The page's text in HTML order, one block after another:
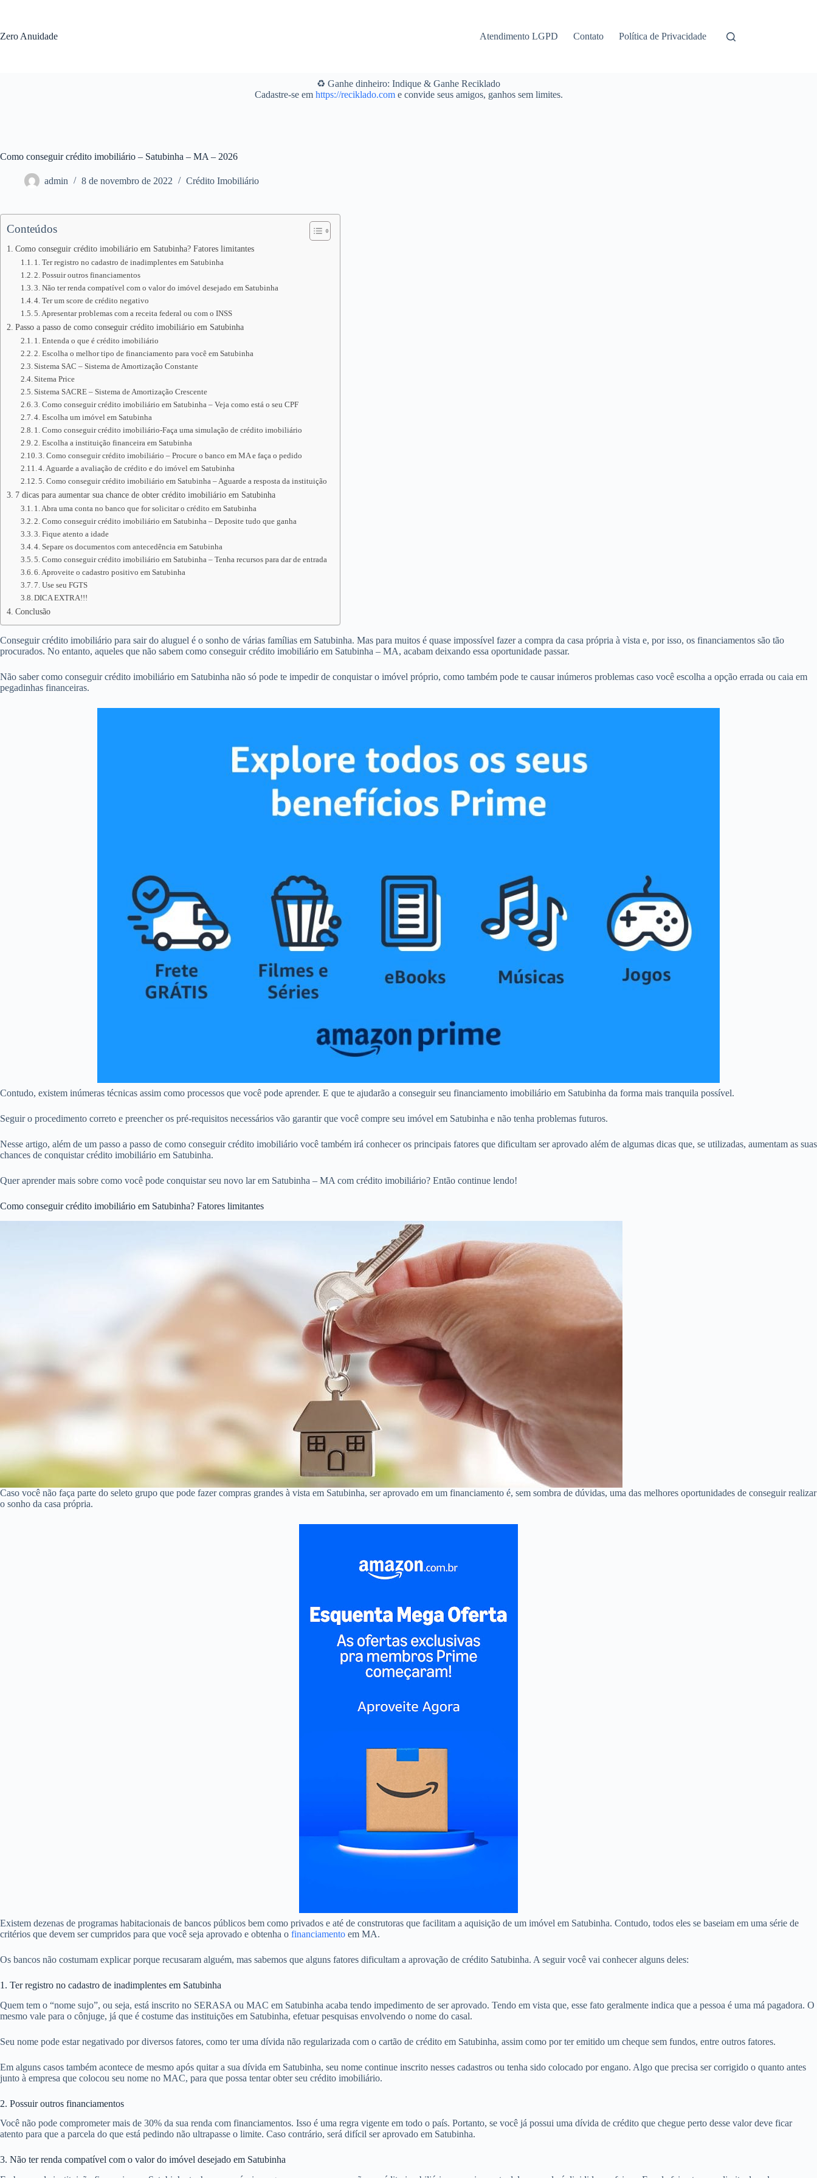
conteúdo
Zero Anuidade Atendimento LGPD Contato Política de Privacidade
♻️ Ganhe dinheiro: Indique & Ganhe Reciklado
Cadastre-se em https://reciklado.come convide seus amigos, ganhos sem limites.
Como conseguir crédito imobiliário – Satubinha – MA – 2026
admin 8 de novembro de 2022 Crédito Imobiliário
Conteúdos
Como conseguir crédito imobiliário em Satubinha? Fatores limitantes
1. Ter registro no cadastro de inadimplentes em Satubinha
2. Possuir outros financiamentos
3. Não ter renda compatível com o valor do imóvel desejado em Satubinha
4. Ter um score de crédito negativo
5. Apresentar problemas com a receita federal ou com o INSS
Passo a passo de como conseguir crédito imobiliário em Satubinha
1. Entenda o que é crédito imobiliário
2. Escolha o melhor tipo de financiamento para você em Satubinha
Sistema SAC – Sistema de Amortização Constante
Sitema Price
Sistema SACRE – Sistema de Amortização Crescente
3. Como conseguir crédito imobiliário em Satubinha – Veja como está o seu CPF
4. Escolha um imóvel em Satubinha
1. Como conseguir crédito imobiliário-Faça uma simulação de crédito imobiliário
2. Escolha a instituição financeira em Satubinha
3. Como conseguir crédito imobiliário – Procure o banco em MA e faça o pedido
4. Aguarde a avaliação de crédito e do imóvel em Satubinha
5. Como conseguir crédito imobiliário em Satubinha – Aguarde a resposta da instituição
7 dicas para aumentar sua chance de obter crédito imobiliário em Satubinha
1. Abra uma conta no banco que for solicitar o crédito em Satubinha
2. Como conseguir crédito imobiliário em Satubinha – Deposite tudo que ganha
3. Fique atento a idade
4. Separe os documentos com antecedência em Satubinha
5. Como conseguir crédito imobiliário em Satubinha – Tenha recursos para dar de entrada
6. Aproveite o cadastro positivo em Satubinha
7. Use seu FGTS
DICA EXTRA!!!
Conclusão
Conseguir crédito imobiliário para sair do aluguel é o sonho de várias famílias em Satubinha. Mas para muitos é quase impossível fazer a compra da casa própria à vista e, por isso, os financiamentos são tão
procurados. No entanto, aqueles que não sabem como conseguir crédito imobiliário em Satubinha – MA, acabam deixando essa oportunidade passar.
Não saber como conseguir crédito imobiliário em Satubinha não só pode te impedir de conquistar o imóvel próprio, como também pode te causar inúmeros problemas caso você escolha a opção errada ou caia em
pegadinhas financeiras.
Contudo, existem inúmeras técnicas assim como processos que você pode aprender. E que te ajudarão a conseguir seu financiamento imobiliário em Satubinha da forma mais tranquila possível.
Seguir o procedimento correto e preencher os pré-requisitos necessários vão garantir que você compre seu imóvel em Satubinha e não tenha problemas futuros.
Nesse artigo, além de um passo a passo de como conseguir crédito imobiliário você também irá conhecer os principais fatores que dificultam ser aprovado além de algumas dicas que, se utilizadas, aumentam as suas
chances de conquistar crédito imobiliário em Satubinha.
Quer aprender mais sobre como você pode conquistar seu novo lar em Satubinha – MA com crédito imobiliário? Então continue lendo!
Como conseguir crédito imobiliário em Satubinha? Fatores limitantes
Caso você não faça parte do seleto grupo que pode fazer compras grandes à vista em Satubinha, ser aprovado em um financiamento é, sem sombra de dúvidas, uma das melhores oportunidades de conseguir realizar
o sonho da casa própria.
Existem dezenas de programas habitacionais de bancos públicos bem como privados e até de construtoras que facilitam a aquisição de um imóvel em Satubinha. Contudo, todos eles se baseiam em uma série de
critérios que devem ser cumpridos para que você seja aprovado e obtenha o financiamento em MA.
Os bancos não costumam explicar porque recusaram alguém, mas sabemos que alguns fatores dificultam a aprovação de crédito Satubinha. A seguir você vai conhecer alguns deles:
1. Ter registro no cadastro de inadimplentes em Satubinha
Quem tem o “nome sujo”, ou seja, está inscrito no SERASA ou MAC em Satubinha acaba tendo impedimento de ser aprovado. Tendo em vista que, esse fato geralmente indica que a pessoa é uma má pagadora. O
mesmo vale para o cônjuge, já que é costume das instituições em Satubinha, efetuar pesquisas envolvendo o nome do casal.
Seu nome pode estar negativado por diversos fatores, como ter uma dívida não regularizada com o cartão de crédito em Satubinha, assim como por ter emitido um cheque sem fundos, entre outros fatores.
Em alguns casos também acontece de mesmo após quitar a sua dívida em Satubinha, seu nome continue inscrito nesses cadastros ou tenha sido colocado por engano. Algo que precisa ser corrigido o quanto antes
junto à empresa que colocou seu nome no MAC, para que possa tentar obter seu crédito imobiliário.
2. Possuir outros financiamentos
Você não pode comprometer mais de 30% da sua renda com financiamentos. Isso é uma regra vigente em todo o país. Portanto, se você já possui uma dívida de crédito que chegue perto desse valor deve ficar
atento para que a parcela do que está pedindo não ultrapasse o limite. Caso contrário, será difícil ser aprovado em Satubinha.
3. Não ter renda compatível com o valor do imóvel desejado em Satubinha